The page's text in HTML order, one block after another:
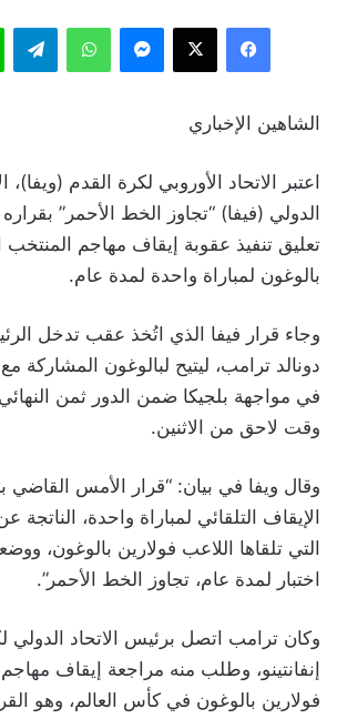
فيسبوك ‫X ماسنجر واتساب
الشاهين الإخباري
اعتبر الاتحاد الأوروبي لكرة القدم (ويفا)،
الدولي (فيفا) “تجاوز الخط الأحمر”
تعليق تنفيذ عقوبة إيقاف مهاجم المنتخب
بالوغون لمباراة واحدة لمدة عام.
وجاء قرار فيفا الذي اتُخذ عقب تدخل
دونالد ترامب، ليتيح لبالوغون المشاركة
في مواجهة بلجيكا ضمن الدور ثمن
وقت لاحق من الاثنين.
وقال ويفا في بيان: “قرار الأمس القاضي
الإيقاف التلقائي لمباراة واحدة، الناتجة
التي تلقاها اللاعب فولارين بالوغون،
اختبار لمدة عام، تجاوز الخط الأحمر”.
وكان ترامب اتصل برئيس الاتحاد الدولي
إنفانتينو، وطلب منه مراجعة إيقاف مهاجم
فولارين بالوغون في كأس العالم، وهو